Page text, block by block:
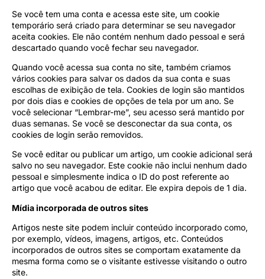
Se você tem uma conta e acessa este site, um cookie
temporário será criado para determinar se seu navegador
aceita cookies. Ele não contém nenhum dado pessoal e será
descartado quando você fechar seu navegador.
Quando você acessa sua conta no site, também criamos
vários cookies para salvar os dados da sua conta e suas
escolhas de exibição de tela. Cookies de login são mantidos
por dois dias e cookies de opções de tela por um ano. Se
você selecionar “Lembrar-me”, seu acesso será mantido por
duas semanas. Se você se desconectar da sua conta, os
cookies de login serão removidos.
Se você editar ou publicar um artigo, um cookie adicional será
salvo no seu navegador. Este cookie não inclui nenhum dado
pessoal e simplesmente indica o ID do post referente ao
artigo que você acabou de editar. Ele expira depois de 1 dia.
Mídia incorporada de outros sites
Artigos neste site podem incluir conteúdo incorporado como,
por exemplo, vídeos, imagens, artigos, etc. Conteúdos
incorporados de outros sites se comportam exatamente da
mesma forma como se o visitante estivesse visitando o outro
site.